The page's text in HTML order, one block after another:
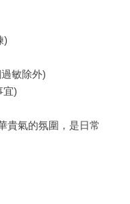
)
敏除外)
宜)
貴氣的氛圍，是日常